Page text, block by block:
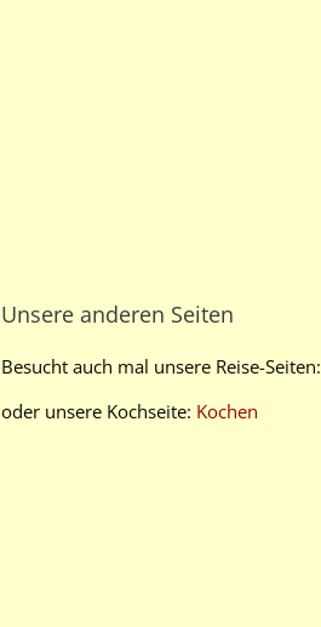
Unsere anderen Seiten
Besucht auch mal unsere Reise-Seiten:
oder unsere Kochseite: Kochen